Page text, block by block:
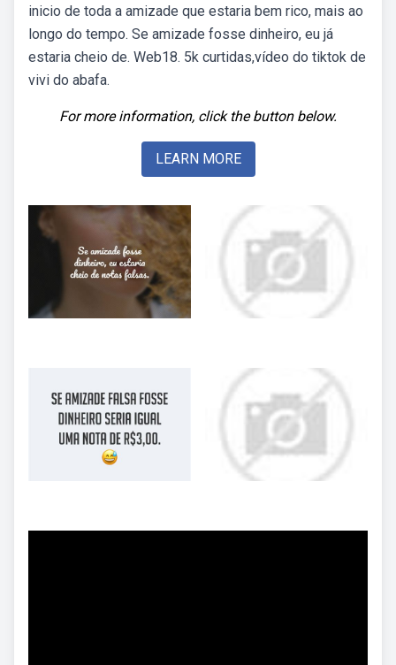
inicio de toda a amizade que estaria bem rico, mais ao
longo do tempo. Se amizade fosse dinheiro, eu já
estaria cheio de. Web18. 5k curtidas,vídeo do tiktok de
vivi do abafa.
For more information, click the button below.
LEARN MORE